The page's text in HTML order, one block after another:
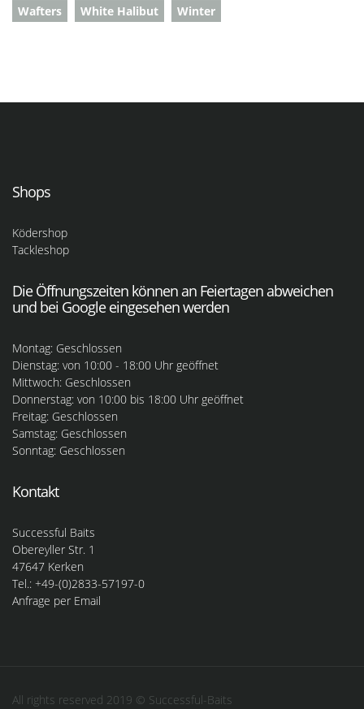
Wafters
White Halibut Winter
Shops
Ködershop
Tackleshop
Die Öffnungszeiten können an Feiertagen abweichen
und bei Google eingesehen werden
Montag: Geschlossen
Dienstag: von 10:00 - 18:00 Uhr geöffnet
Mittwoch: Geschlossen
Donnerstag: von 10:00 bis 18:00 Uhr geöffnet
Freitag: Geschlossen
Samstag: Geschlossen
Sonntag: Geschlossen
Kontakt
Successful Baits
Obereyller Str. 1
47647 Kerken
Tel.: +49-(0)2833-57197-0
Anfrage per Email
All rights reserved 2019 © Successful-Baits